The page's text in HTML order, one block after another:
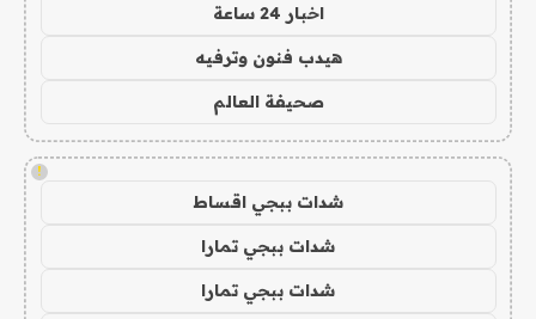
اخبار 24 ساعة
هيدب فنون وترفيه
صحيفة العالم
!
شدات ببجي اقساط
شدات ببجي تمارا
شدات ببجي تمارا